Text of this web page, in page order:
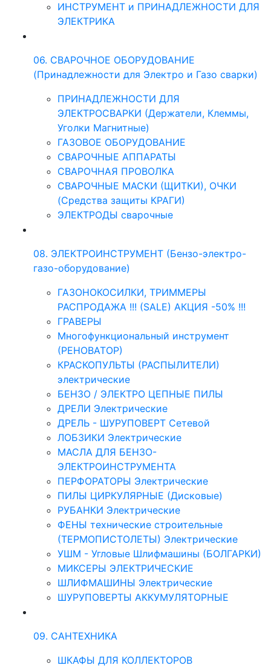
ИНСТРУМЕНТ и ПРИНАДЛЕЖНОСТИ ДЛЯ
ЭЛЕКТРИКА
06. СВАРОЧНОЕ ОБОРУДОВАНИЕ
(Принадлежности для Электро и Газо сварки)
ПРИНАДЛЕЖНОСТИ ДЛЯ
ЭЛЕКТРОСВАРКИ (Держатели, Клеммы,
Уголки Магнитные)
ГАЗОВОЕ ОБОРУДОВАНИЕ
СВАРОЧНЫЕ АППАРАТЫ
СВАРОЧНАЯ ПРОВОЛКА
СВАРОЧНЫЕ МАСКИ (ЩИТКИ), ОЧКИ
(Средства защиты КРАГИ)
ЭЛЕКТРОДЫ сварочные
08. ЭЛЕКТРОИНСТРУМЕНТ (Бензо-электро-
газо-оборудование)
ГАЗОНОКОСИЛКИ, ТРИММЕРЫ
РАСПРОДАЖА !!! (SALE) АКЦИЯ -50% !!!
ГРАВЕРЫ
Многофункциональный инструмент
(РЕНОВАТОР)
КРАСКОПУЛЬТЫ (РАСПЫЛИТЕЛИ)
электрические
БЕНЗО / ЭЛЕКТРО ЦЕПНЫЕ ПИЛЫ
ДРЕЛИ Электрические
ДРЕЛЬ - ШУРУПОВЕРТ Сетевой
ЛОБЗИКИ Электрические
МАСЛА ДЛЯ БЕНЗО-
ЭЛЕКТРОИНСТРУМЕНТА
ПЕРФОРАТОРЫ Электрические
ПИЛЫ ЦИРКУЛЯРНЫЕ (Дисковые)
РУБАНКИ Электрические
ФЕНЫ технические строительные
(ТЕРМОПИСТОЛЕТЫ) Электрические
УШМ - Угловые Шлифмашины (БОЛГАРКИ)
МИКСЕРЫ ЭЛЕКТРИЧЕСКИЕ
ШЛИФМАШИНЫ Электрические
ШУРУПОВЕРТЫ АККУМУЛЯТОРНЫЕ
09. САНТЕХНИКА
ШКАФЫ ДЛЯ КОЛЛЕКТОРОВ